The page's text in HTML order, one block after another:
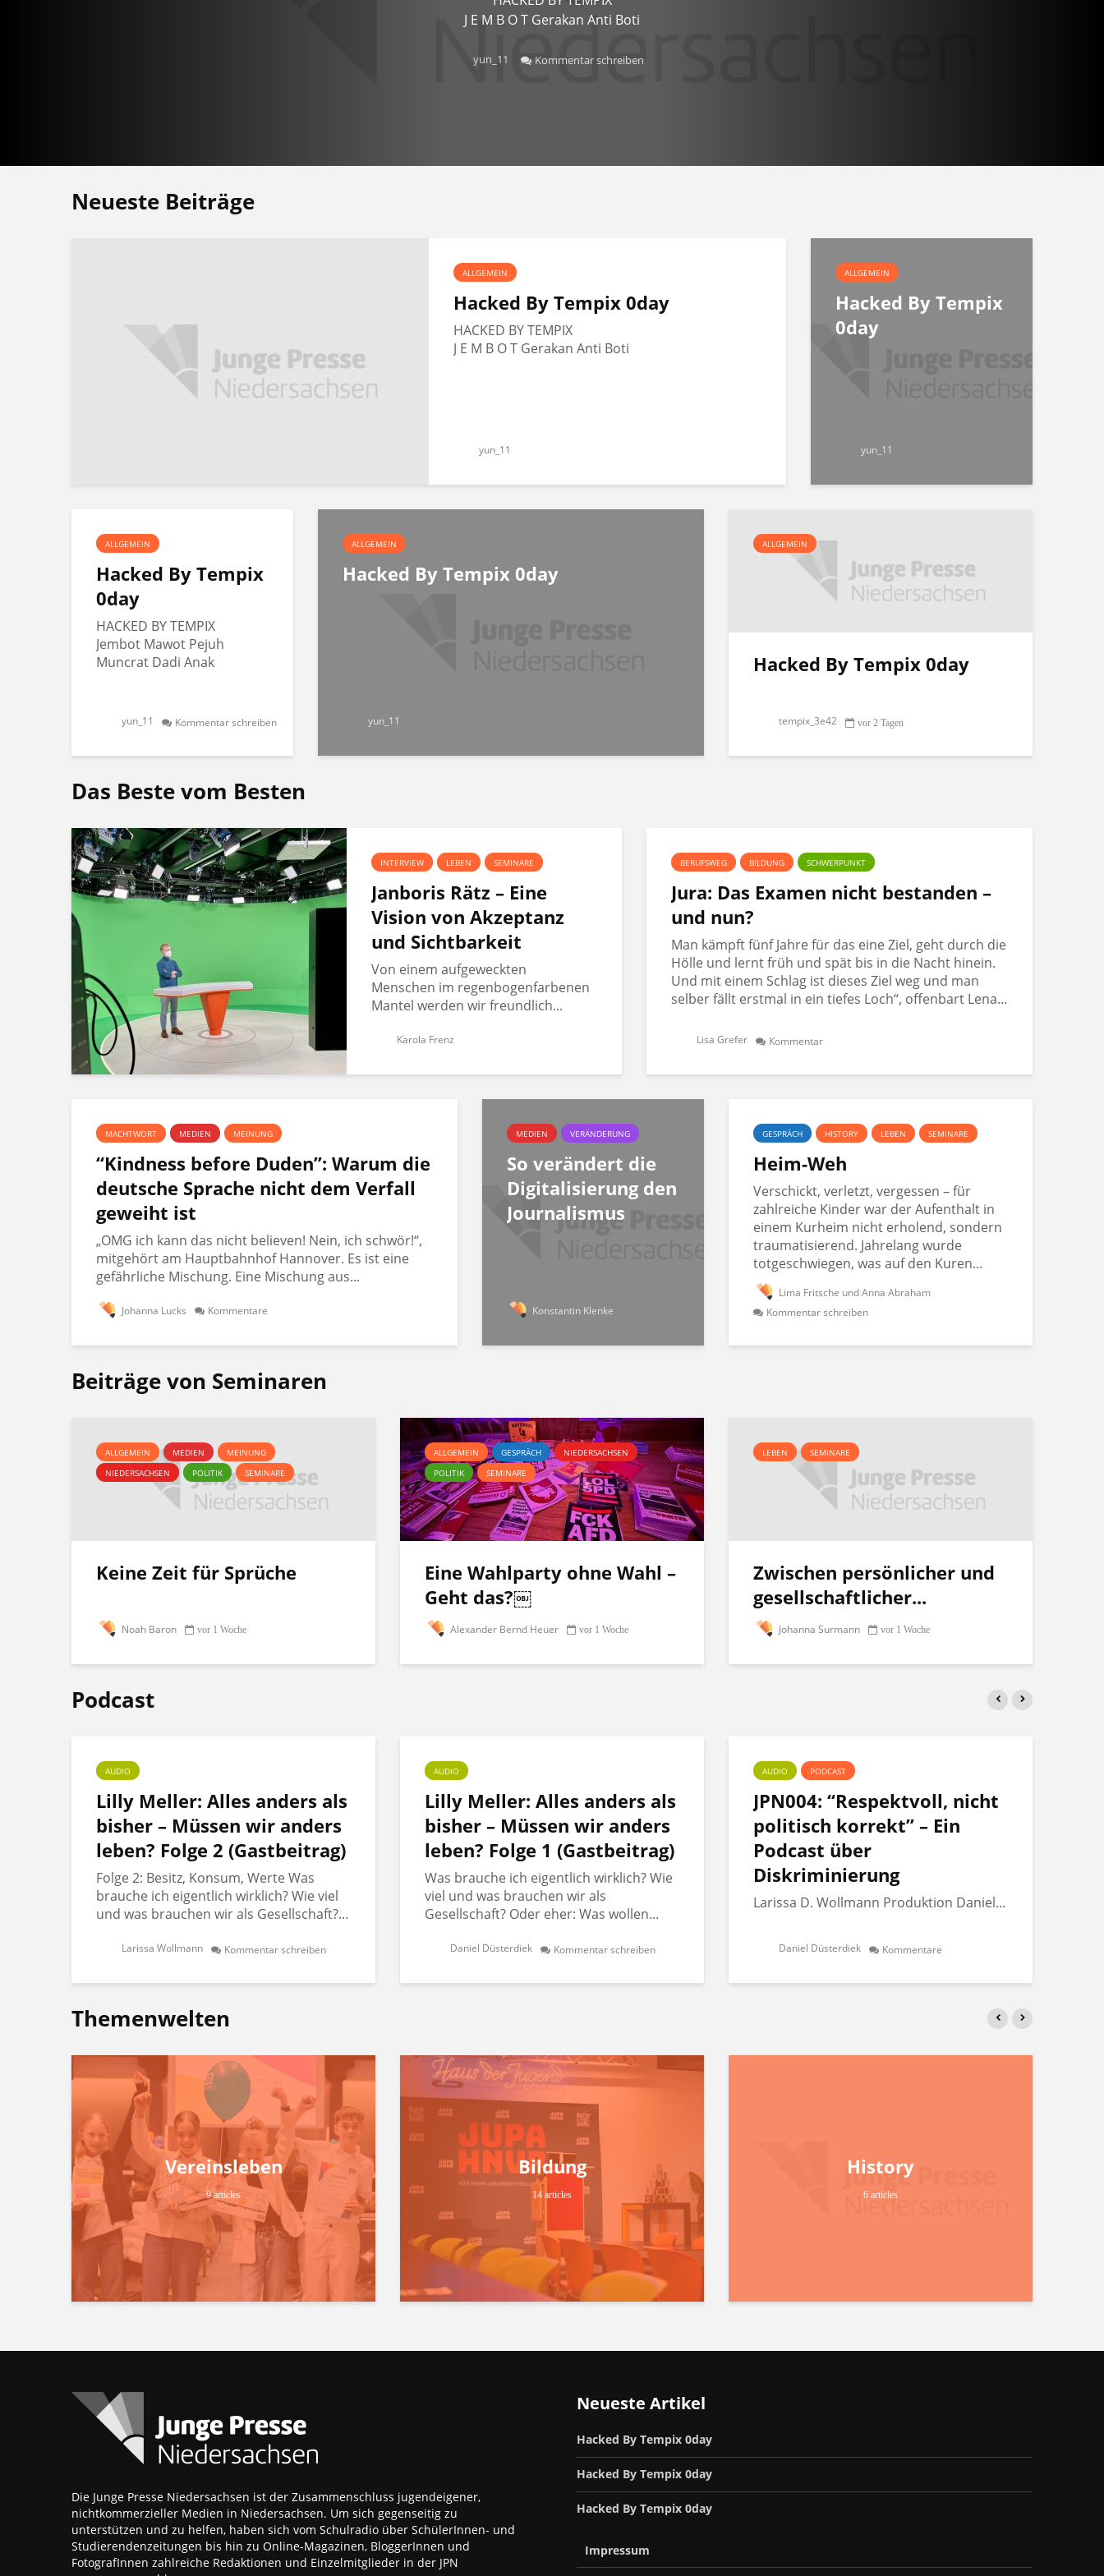
J E M B O T Gerakan Anti Boti
yun_11 Kommentar schreiben
Neueste Beiträge
ALLGEMEIN
Hacked By Tempix 0day
HACKED BY TEMPIX
J E M B O T Gerakan Anti Boti
yun_11
ALLGEMEIN
Hacked By Tempix
0day
yun_11
ALLGEMEIN
Hacked By Tempix
0day
HACKED BY TEMPIX
Jembot Mawot Pejuh
Muncrat Dadi Anak
yun_11 Kommentar schreiben
ALLGEMEIN
Hacked By Tempix 0day
yun_11
ALLGEMEIN
Hacked By Tempix 0day
tempix_3e42 vor 2 Tagen
Das Beste vom Besten
INTERVIEW LEBEN SEMINARE
Janboris Rätz – Eine
Vision von Akzeptanz
und Sichtbarkeit
Von einem aufgeweckten
Menschen im regenbogenfarbenen
Mantel werden wir freundlich...
Karola Frenz
BERUFSWEG BILDUNG SCHWERPUNKT
Jura: Das Examen nicht bestanden –
und nun?
Man kämpft fünf Jahre für das eine Ziel, geht durch die
Hölle und lernt früh und spät bis in die Nacht hinein.
Und mit einem Schlag ist dieses Ziel weg und man
selber fällt erstmal in ein tiefes Loch“, offenbart Lena...
Lisa Grefer Kommentar
MACHTWORT MEDIEN MEINUNG
“Kindness before Duden”: Warum die
deutsche Sprache nicht dem Verfall
geweiht ist
„OMG ich kann das nicht believen! Nein, ich schwör!“,
mitgehört am Hauptbahnhof Hannover. Es ist eine
gefährliche Mischung. Eine Mischung aus...
Johanna Lucks Kommentare
MEDIEN VERÄNDERUNG
So verändert die
Digitalisierung den
Journalismus
Konstantin Klenke
GESPRÄCH HISTORY LEBEN SEMINARE
Heim-Weh
Verschickt, verletzt, vergessen – für
zahlreiche Kinder war der Aufenthalt in
einem Kurheim nicht erholend, sondern
traumatisierend. Jahrelang wurde
totgeschwiegen, was auf den Kuren...
Lima Fritsche und Anna Abraham
Kommentar schreiben
Beiträge von Seminaren
ALLGEMEIN MEDIEN
MEINUNG
NIEDERSACHSEN
POLITIK SEMINARE
Keine Zeit für Sprüche
Noah Baron vor 1 Woche
ALLGEMEIN GESPRÄCH
NIEDERSACHSEN
POLITIK
SEMINARE
Eine Wahlparty ohne Wahl –
Geht das?￼
Alexander Bernd Heuer vor 1 Woche
LEBEN SEMINARE
Zwischen persönlicher und
gesellschaftlicher...
Johanna Surmann vor 1 Woche
Podcast
AUDIO
Lilly Meller: Alles anders als
bisher – Müssen wir anders
leben? Folge 2 (Gastbeitrag)
Folge 2: Besitz, Konsum, Werte Was
brauche ich eigentlich wirklich? Wie viel
und was brauchen wir als Gesellschaft?...
Larissa Wollmann Kommentar schreiben
AUDIO
Lilly Meller: Alles anders als
bisher – Müssen wir anders
leben? Folge 1 (Gastbeitrag)
Was brauche ich eigentlich wirklich? Wie
viel und was brauchen wir als
Gesellschaft? Oder eher: Was wollen...
Daniel Düsterdiek Kommentar schreiben
AUDIO PODCAST
JPN004: “Respektvoll, nicht
politisch korrekt” – Ein
Podcast über
Diskriminierung
Larissa D. Wollmann Produktion Daniel...
Daniel Düsterdiek Kommentare
Themenwelten
Vereinsleben
9 articles
Bildung
14 articles
History
6 articles
Die Junge Presse Niedersachsen ist der Zusammenschluss jugendeigener,
nichtkommerzieller Medien in Niedersachsen. Um sich gegenseitig zu
unterstützen und zu helfen, haben sich vom Schulradio über SchülerInnen- und
Studierendenzeitungen bis hin zu Online-Magazinen, BloggerInnen und
FotografInnen zahlreiche Redaktionen und Einzelmitglieder in der JPN
Neueste Artikel
Hacked By Tempix 0day
Hacked By Tempix 0day
Hacked By Tempix 0day
Impressum